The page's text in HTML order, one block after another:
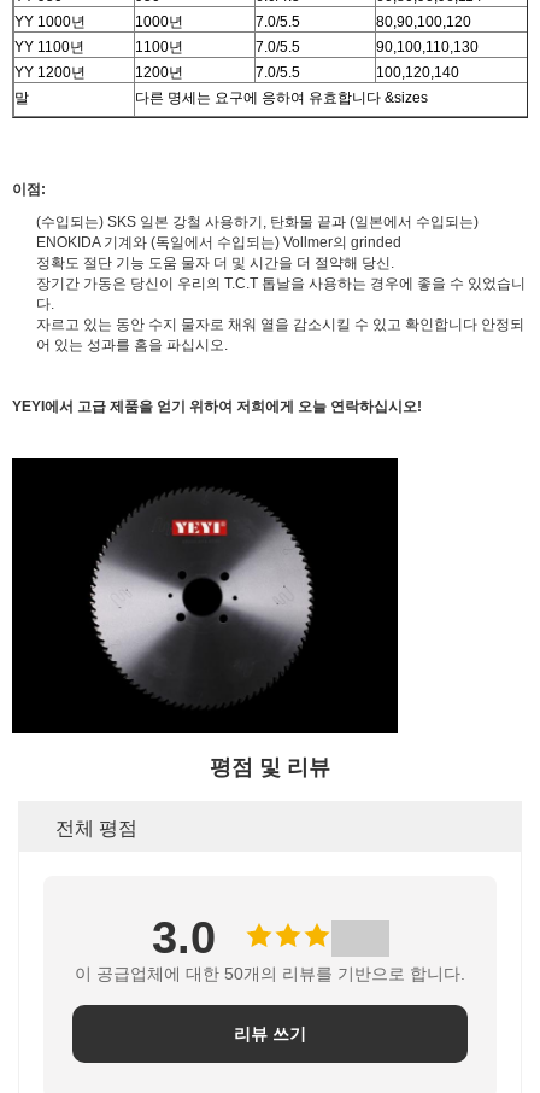
YY 1000년
1000년 7.0/5.5
80,90,100,120
YY 1100년
1100년 7.0/5.5
90,100,110,130
YY 1200년
1200년 7.0/5.5
100,120,140
말
다른 명세는 요구에 응하여 유효합니다 &sizes
이점:
(수입되는) SKS 일본 강철 사용하기, 탄화물 끝과 (일본에서 수입되는)
ENOKIDA 기계와 (독일에서 수입되는) Vollmer의 grinded
정확도 절단 기능 도움 물자 더 및 시간을 더 절약해 당신.
장기간 가동은 당신이 우리의 T.C.T 톱날을 사용하는 경우에 좋을 수 있었습니
다.
자르고 있는 동안 수지 물자로 채워 열을 감소시킬 수 있고 확인합니다 안정되
어 있는 성과를 홈을 파십시오.
YEYI에서 고급 제품을 얻기 위하여 저희에게 오늘 연락하십시오!
평점 및 리뷰
전체 평점
3.0
이 공급업체에 대한 50개의 리뷰를 기반으로 합니다.
리뷰 쓰기